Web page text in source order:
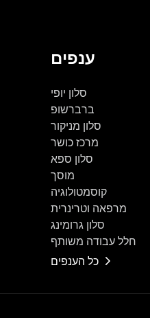
ענפים
סלון יופי
ברברשופ
סלון מניקור
מרכז כושר
סלון ספא
מוסך
קוסמטולוגיה
מרפאה וטרינרית
סלון גרומינג
חלל עבודה משותף
כל הענפים